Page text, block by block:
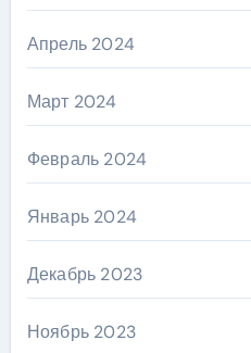
Апрель 2024
Март 2024
Февраль 2024
Январь 2024
Декабрь 2023
Ноябрь 2023